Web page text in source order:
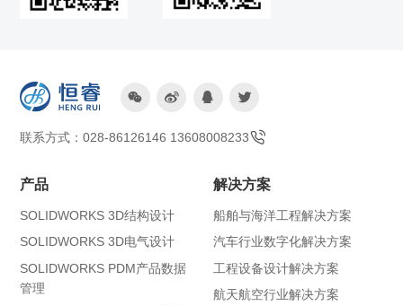
   
联系方式：028-86126146 13608008233
产品
SOLIDWORKS 3D结构设计
SOLIDWORKS 3D电气设计
SOLIDWORKS PDM产品数据
管理
解决方案
船舶与海洋工程解决方案
汽车行业数字化解决方案
工程设备设计解决方案
航天航空行业解决方案